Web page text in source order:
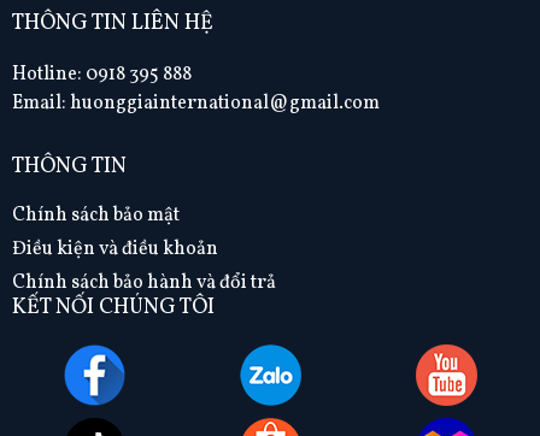
THÔNG TIN LIÊN HỆ
Hotline: 0918 395 888
Email: huonggiainternational@gmail.com
THÔNG TIN
Chính sách bảo mật
Điều kiện và điều khoản
Chính sách bảo hành và đổi trả
KẾT NỐI CHÚNG TÔI